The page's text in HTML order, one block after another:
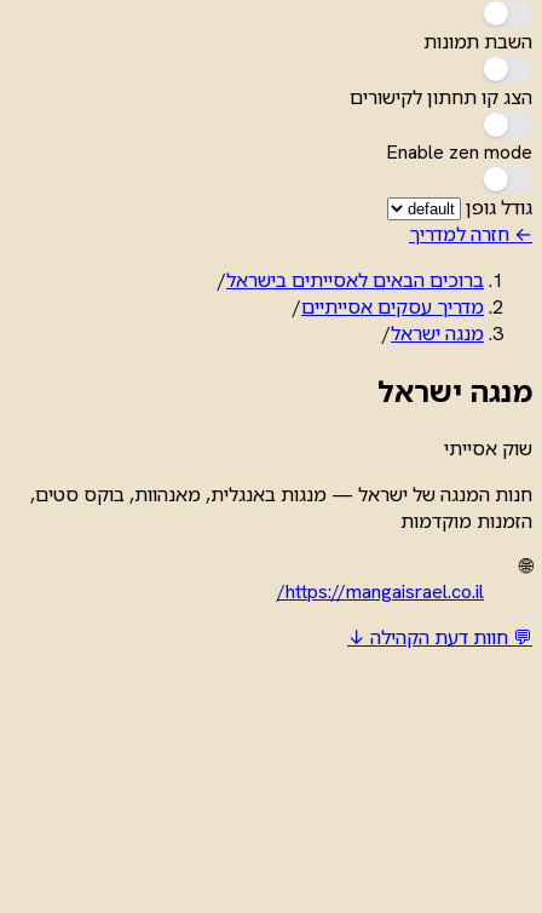
השבת תמונות
הצג קו תחתון לקישורים
Enable zen mode
גודל גופן
← חזרה למדריך
ברוכים הבאים לאסייתים בישראל/
מדריך עסקים אסייתיים/
מנגה ישראל/
מנגה ישראל
שוק אסייתי
חנות המנגה של ישראל — מנגות באנגלית, מאנהוות, בוקס סטים,
הזמנות מוקדמות
🌐
https://mangaisrael.co.il/
💬 חוות דעת הקהילה ↓